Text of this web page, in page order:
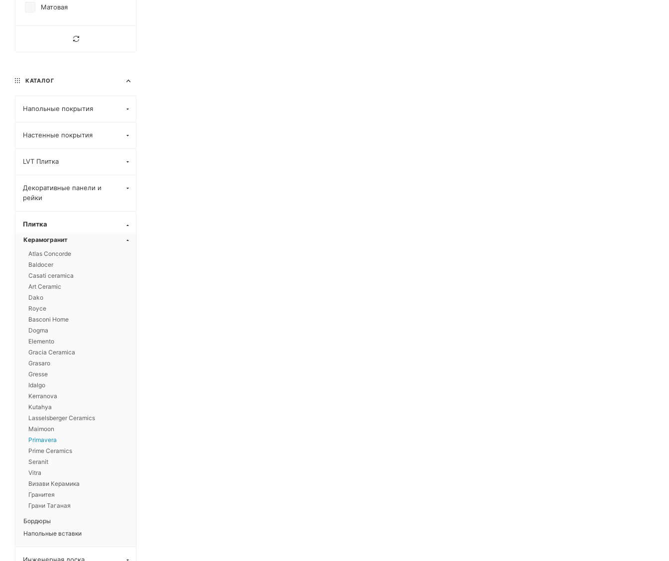
Onyx
Rockstone
Speranza
Videl
Атаго
Джимара
Кетил
Макалу
Манарага
Норденд
Пантир
Сион
Тайшань
Фавор
Цанта
Эльбрус
Branch
Forest
Taiga
Матовая
КАТАЛОГ
Напольные покрытия
Настенные покрытия
LVT Плитка
Декоративные панели и
рейки
Плитка
Керамогранит
Atlas Concorde
Baldocer
Casati ceramica
Art Ceramic
Dako
Royce
Basconi Home
Dogma
Elemento
Gracia Ceramica
Grasaro
Gresse
Idalgo
Kerranova
Kutahya
Lasselsberger Ceramics
Maimoon
Primavera
Prime Ceramics
Seranit
Vitra
Визави Керамика
Гранитея
Грани Таганая
Бордюры
Напольные вставки